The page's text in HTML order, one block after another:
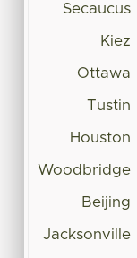
Secaucus
Kiez
Ottawa
Tustin
Houston
Woodbridge
Beijing
Jacksonville